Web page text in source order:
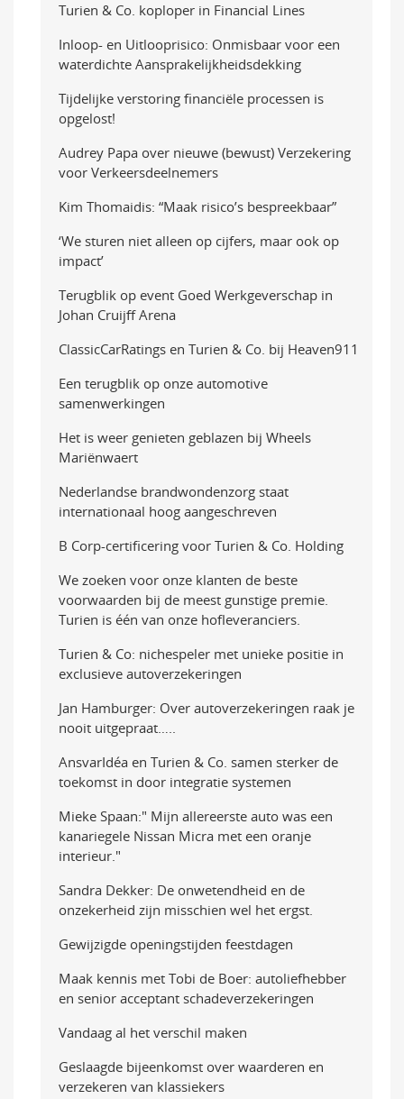
Turien & Co. koploper in Financial Lines
Inloop- en Uitlooprisico: Onmisbaar voor een
waterdichte Aansprakelijkheidsdekking
Tijdelijke verstoring financiële processen is
opgelost!
Audrey Papa over nieuwe (bewust) Verzekering
voor Verkeersdeelnemers
Kim Thomaidis: “Maak risico’s bespreekbaar”
‘We sturen niet alleen op cijfers, maar ook op
impact’
Terugblik op event Goed Werkgeverschap in
Johan Cruijff Arena
ClassicCarRatings en Turien & Co. bij Heaven911
Een terugblik op onze automotive
samenwerkingen
Het is weer genieten geblazen bij Wheels
Mariënwaert
Nederlandse brandwondenzorg staat
internationaal hoog aangeschreven
B Corp-certificering voor Turien & Co. Holding
We zoeken voor onze klanten de beste
voorwaarden bij de meest gunstige premie.
Turien is één van onze hofleveranciers.
Turien & Co: nichespeler met unieke positie in
exclusieve autoverzekeringen
Jan Hamburger: Over autoverzekeringen raak je
nooit uitgepraat…..
AnsvarIdéa en Turien & Co. samen sterker de
toekomst in door integratie systemen
Mieke Spaan:" Mijn allereerste auto was een
kanariegele Nissan Micra met een oranje
interieur."
Sandra Dekker: De onwetendheid en de
onzekerheid zijn misschien wel het ergst.
Gewijzigde openingstijden feestdagen
Maak kennis met Tobi de Boer: autoliefhebber
en senior acceptant schadeverzekeringen
Vandaag al het verschil maken
Geslaagde bijeenkomst over waarderen en
verzekeren van klassiekers